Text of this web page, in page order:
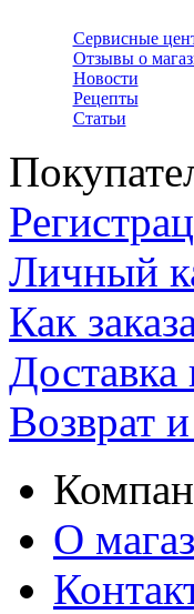
Сервисные
Отзывы о
Новости
Рецепты
Статьи
Личный
Как
Доставка
Возврат
О